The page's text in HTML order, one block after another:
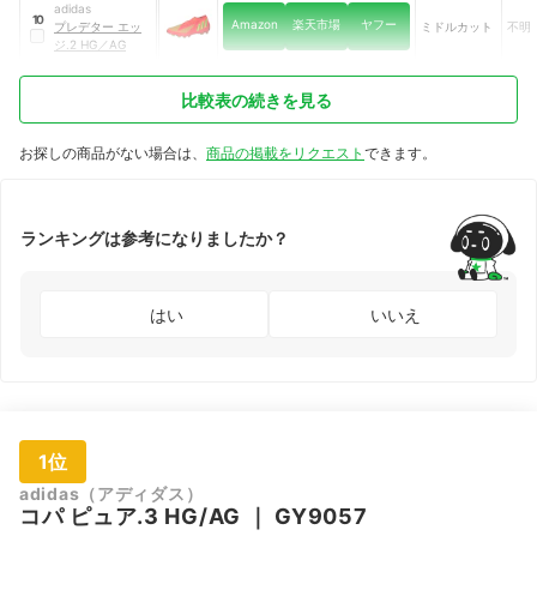
10
adidas
プレデター エッ
ジ.2 HG／AG
Amazon 楽天市場 ヤフー ミドルカット 不明
比較表の続きを見る
お探しの商品がない場合は、 商品の掲載をリクエスト できます。
ランキングは参考になりましたか？
はい いいえ
1位
adidas（アディダス）
コパ ピュア.3 HG/AG GY9057